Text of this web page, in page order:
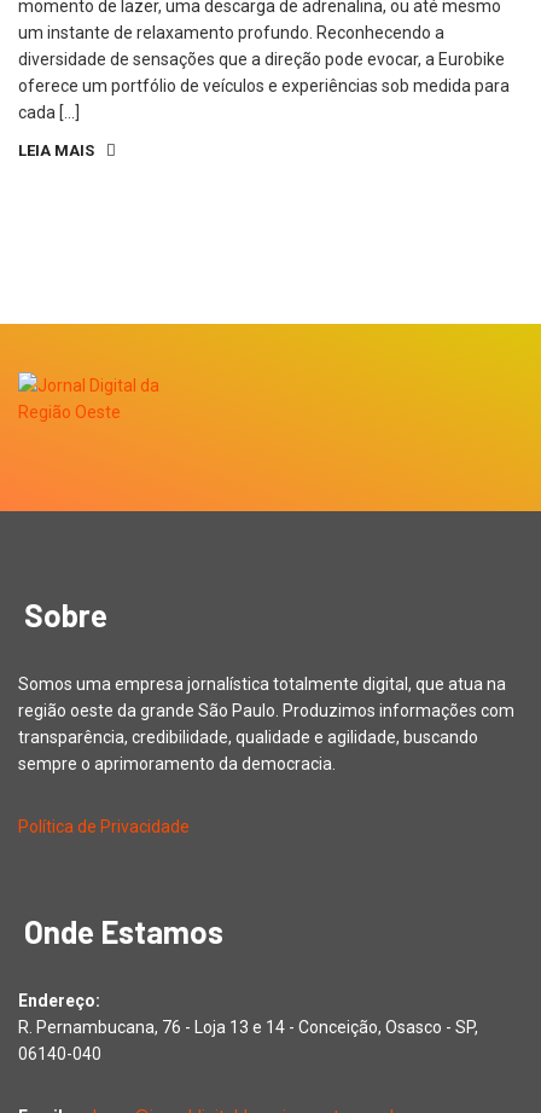
momento de lazer, uma descarga de adrenalina, ou até mesmo
um instante de relaxamento profundo. Reconhecendo a
diversidade de sensações que a direção pode evocar, a Eurobike
oferece um portfólio de veículos e experiências sob medida para
cada […]
LEIA MAIS
Sobre
Somos uma empresa jornalística totalmente digital, que atua na
região oeste da grande São Paulo. Produzimos informações com
transparência, credibilidade, qualidade e agilidade, buscando
sempre o aprimoramento da democracia.
Política de Privacidade
Onde Estamos
Endereço:
R. Pernambucana, 76 - Loja 13 e 14 - Conceição, Osasco - SP,
06140-040